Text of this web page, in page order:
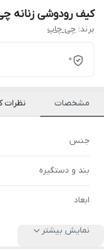
کیف رودوشی زنانه چی
برند: چی چاپ
0
مشخصات نظرات
جنس
بند و دستگیره
ابعاد
نمایش بیشتر